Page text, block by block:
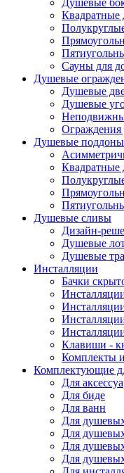
Душевые
Сауны для
Душевые
Душевые
Душевые
Ограждения
Душевые поддоны
Душевые сливы
Дизайн-
Душевые
Душевые
Инсталляции
Бачки
Клавиши -
Комплекты
Комплектующие
Для
Для биде
Для ванн
Для
Для
Для
Для